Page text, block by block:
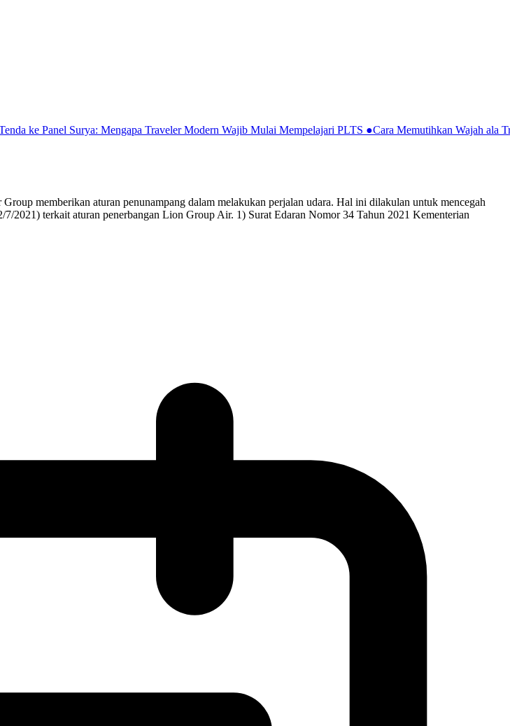
ke Panel Surya: Mengapa Traveler Modern Wajib Mulai Mempelajari PLTS ●Cara Memutihkan Wajah ala
memberikan aturan penunampang dalam melakukan perjalan udara. Hal ini dilakulan untuk mencegah
2021) terkait aturan penerbangan Lion Group Air. 1) Surat Edaran Nomor 34 Tahun 2021 Kementerian